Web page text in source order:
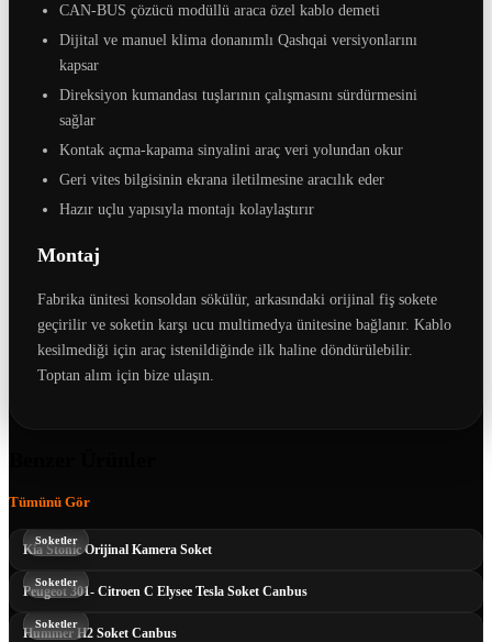
CAN-BUS çözücü modüllü araca özel kablo demeti
Dijital ve manuel klima donanımlı Qashqai versiyonlarını
kapsar
Direksiyon kumandası tuşlarının çalışmasını sürdürmesini
sağlar
Kontak açma-kapama sinyalini araç veri yolundan okur
Geri vites bilgisinin ekrana iletilmesine aracılık eder
Hazır uçlu yapısıyla montajı kolaylaştırır
Montaj
Fabrika ünitesi konsoldan sökülür, arkasındaki orijinal fiş sokete
geçirilir ve soketin karşı ucu multimedya ünitesine bağlanır. Kablo
kesilmediği için araç istenildiğinde ilk haline döndürülebilir.
Toptan alım için bize ulaşın.
Tümünü Gör
Kia Stonic Orijinal Kamera Soket
Soketler
Peugeot 301- Citroen C Elysee Tesla Soket Canbus
Soketler
Hummer H2 Soket Canbus
Soketler